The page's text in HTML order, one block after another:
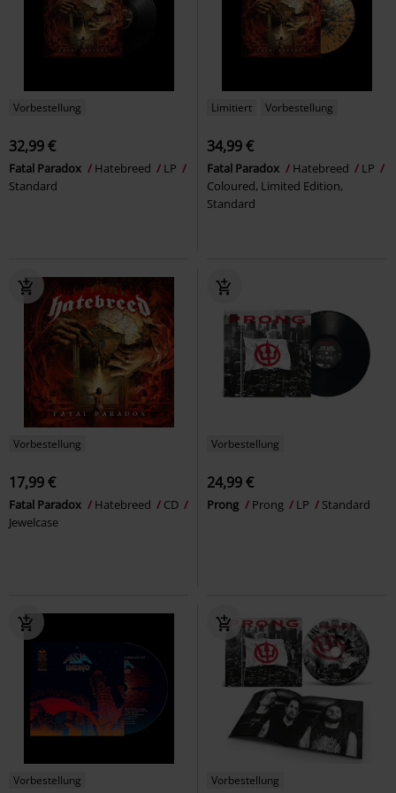
Vorbestellung
32,99 €
Fatal Paradox Hatebreed
LP
Standard
Limitiert Vorbestellung
34,99 €
Fatal Paradox Hatebreed
LP
Coloured, Limited Edition,
Standard
Vorbestellung
17,99 €
Fatal Paradox Hatebreed
CD
Jewelcase
Vorbestellung
24,99 €
Prong Prong LP Standard
Vorbestellung Vorbestellung